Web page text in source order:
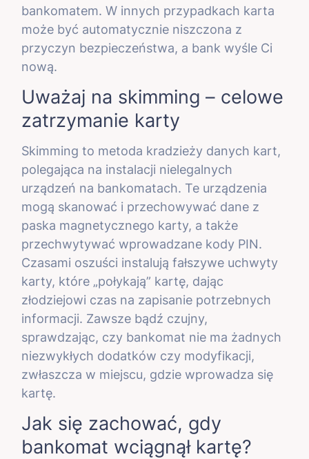
bankomatem. W innych przypadkach karta
może być automatycznie niszczona z
przyczyn bezpieczeństwa, a bank wyśle Ci
nową.
Uważaj na skimming – celowe
zatrzymanie karty
Skimming to metoda kradzieży danych kart,
polegająca na instalacji nielegalnych
urządzeń na bankomatach. Te urządzenia
mogą skanować i przechowywać dane z
paska magnetycznego karty, a także
przechwytywać wprowadzane kody PIN.
Czasami oszuści instalują fałszywe uchwyty
karty, które „połykają” kartę, dając
złodziejowi czas na zapisanie potrzebnych
informacji. Zawsze bądź czujny,
sprawdzając, czy bankomat nie ma żadnych
niezwykłych dodatków czy modyfikacji,
zwłaszcza w miejscu, gdzie wprowadza się
kartę.
Jak się zachować, gdy
bankomat wciągnął kartę?